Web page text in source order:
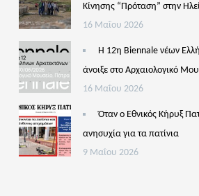
Κίνησης “Πρόταση” στην
16 Μαΐου 2026
Η 12η Biennale νέων
άνοιξε στο Αρχαιολογικό
16 Μαΐου 2026
Όταν ο Εθνικός Κήρυξ
ανησυχία για τα πατίνια
9 Μαΐου 2026